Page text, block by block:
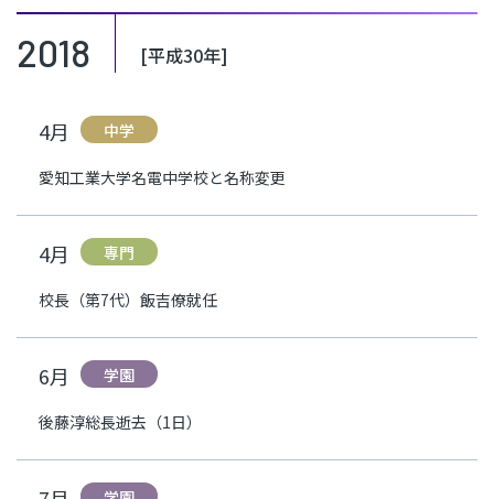
2018 [平成30年]
4月 中学
愛知工業大学名電中学校と名称変更
4月 専門
校長（第7代）飯吉僚就任
6月 学園
後藤淳総長逝去（1日）